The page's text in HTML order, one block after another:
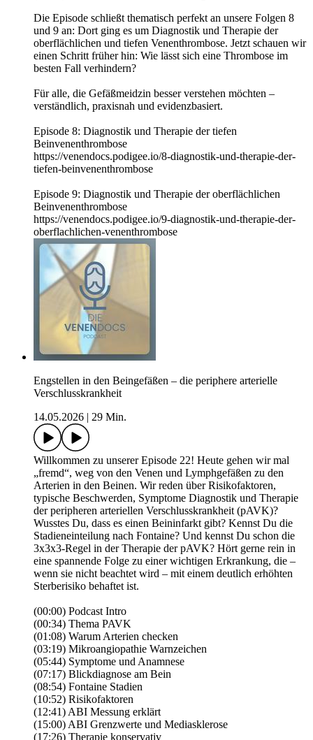
Die Episode schließt thematisch perfekt an unsere Folgen 8
und 9 an: Dort ging es um Diagnostik und Therapie der
oberflächlichen und tiefen Venenthrombose. Jetzt schauen wir
einen Schritt früher hin: Wie lässt sich eine Thrombose im
besten Fall verhindern?
Für alle, die Gefäßmeidzin besser verstehen möchten –
verständlich, praxisnah und evidenzbasiert.
Episode 8: Diagnostik und Therapie der tiefen
Beinvenenthrombose
https://venendocs.podigee.io/8-diagnostik-und-therapie-der-
tiefen-beinvenenthrombose
Episode 9: Diagnostik und Therapie der oberflächlichen
Beinvenenthrombose
https://venendocs.podigee.io/9-diagnostik-und-therapie-der-
oberflachlichen-venenthrombose
Engstellen in den Beingefäßen – die periphere arterielle
Verschlusskrankheit
14.05.2026
29 Min.
Willkommen zu unserer Episode 22! Heute gehen wir mal
„fremd“, weg von den Venen und Lymphgefäßen zu den
Arterien in den Beinen. Wir reden über Risikofaktoren,
typische Beschwerden, Symptome Diagnostik und Therapie
der peripheren arteriellen Verschlusskrankheit (pAVK)?
Wusstes Du, dass es einen Beininfarkt gibt? Kennst Du die
Stadieneinteilung nach Fontaine? Und kennst Du schon die
3x3x3-Regel in der Therapie der pAVK? Hört gerne rein in
eine spannende Folge zu einer wichtigen Erkrankung, die –
wenn sie nicht beachtet wird – mit einem deutlich erhöhten
Sterberisiko behaftet ist.
(00:00) Podcast Intro
(00:34) Thema PAVK
(01:08) Warum Arterien checken
(03:19) Mikroangiopathie Warnzeichen
(05:44) Symptome und Anamnese
(07:17) Blickdiagnose am Bein
(08:54) Fontaine Stadien
(10:52) Risikofaktoren
(12:41) ABI Messung erklärt
(15:00) ABI Grenzwerte und Mediasklerose
(17:26) Therapie konservativ